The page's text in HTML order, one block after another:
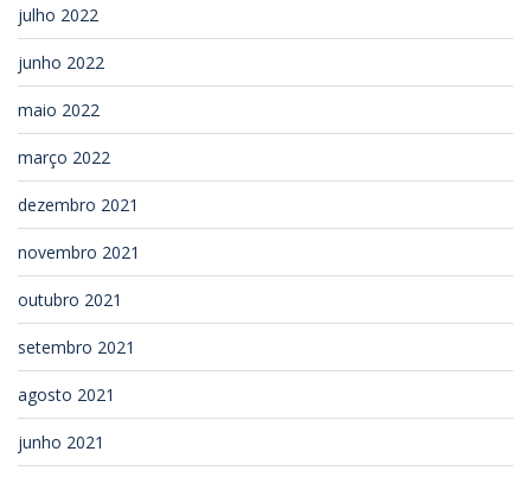
julho 2022
junho 2022
maio 2022
março 2022
dezembro 2021
novembro 2021
outubro 2021
setembro 2021
agosto 2021
junho 2021